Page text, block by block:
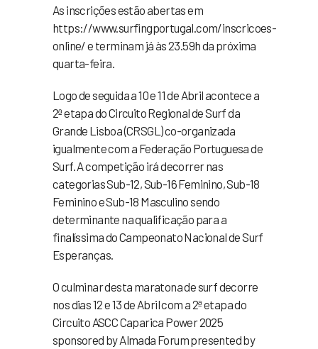
As inscrições estão abertas em
https://www.surfingportugal.com/inscricoes-
online/ e terminam já às 23.59h da próxima
quarta-feira.
Logo de seguida a 10 e 11 de Abril acontece a
2ª etapa do Circuito Regional de Surf da
Grande Lisboa (CRSGL) co-organizada
igualmente com a Federação Portuguesa de
Surf. A competição irá decorrer nas
categorias Sub-12, Sub-16 Feminino, Sub-18
Feminino e Sub-18 Masculino sendo
determinante na qualificação para a
finalíssima do Campeonato Nacional de Surf
Esperanças.
O culminar desta maratona de surf decorre
nos dias 12 e 13 de Abril com a 2ª etapa do
Circuito ASCC Caparica Power 2025
sponsored by Almada Forum presented by